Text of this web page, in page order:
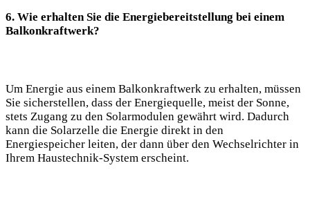
6. Wie erhalten Sie die Energiebereitstellung bei einem
Balkonkraftwerk?
Um Energie aus einem Balkonkraftwerk zu erhalten, müssen
Sie sicherstellen, dass der Energiequelle, meist der Sonne,
stets Zugang zu den Solarmodulen gewährt wird. Dadurch
kann die Solarzelle die Energie direkt in den
Energiespeicher leiten, der dann über den Wechselrichter in
Ihrem Haustechnik-System erscheint.